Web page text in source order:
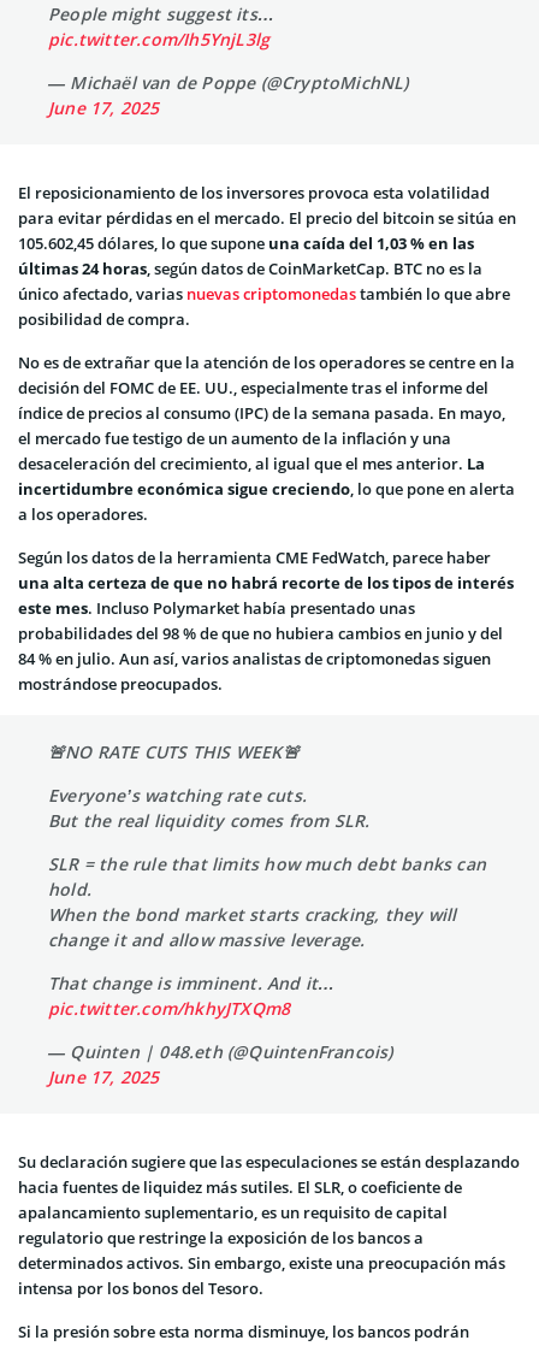
People might suggest its…
pic.twitter.com/Ih5YnjL3lg
— Michaël van de Poppe (@CryptoMichNL)
June 17, 2025
El reposicionamiento de los inversores provoca esta volatilidad
para evitar pérdidas en el mercado. El precio del bitcoin se sitúa en
105.602,45 dólares, lo que supone una caída del 1,03 % en las
últimas 24 horas, según datos de CoinMarketCap. BTC no es la
único afectado, varias nuevas criptomonedastambién lo que abre
posibilidad de compra.
No es de extrañar que la atención de los operadores se centre en la
decisión del FOMC de EE. UU., especialmente tras el informe del
índice de precios al consumo (IPC) de la semana pasada. En mayo,
el mercado fue testigo de un aumento de la inflación y una
desaceleración del crecimiento, al igual que el mes anterior. La
incertidumbre económica sigue creciendo, lo que pone en alerta
a los operadores.
Según los datos de la herramienta CME FedWatch, parece haber
una alta certeza de que no habrá recorte de los tipos de interés
este mes. Incluso Polymarket había presentado unas
probabilidades del 98 % de que no hubiera cambios en junio y del
84 % en julio. Aun así, varios analistas de criptomonedas siguen
mostrándose preocupados.
🚨NO RATE CUTS THIS WEEK🚨
Everyone’s watching rate cuts.
But the real liquidity comes from SLR.
SLR = the rule that limits how much debt banks can
hold.
When the bond market starts cracking, they will
change it and allow massive leverage.
That change is imminent. And it…
pic.twitter.com/hkhyJTXQm8
— Quinten | 048.eth (@QuintenFrancois)
June 17, 2025
Su declaración sugiere que las especulaciones se están desplazando
hacia fuentes de liquidez más sutiles. El SLR, o coeficiente de
apalancamiento suplementario, es un requisito de capital
regulatorio que restringe la exposición de los bancos a
determinados activos. Sin embargo, existe una preocupación más
intensa por los bonos del Tesoro.
Si la presión sobre esta norma disminuye, los bancos podrán